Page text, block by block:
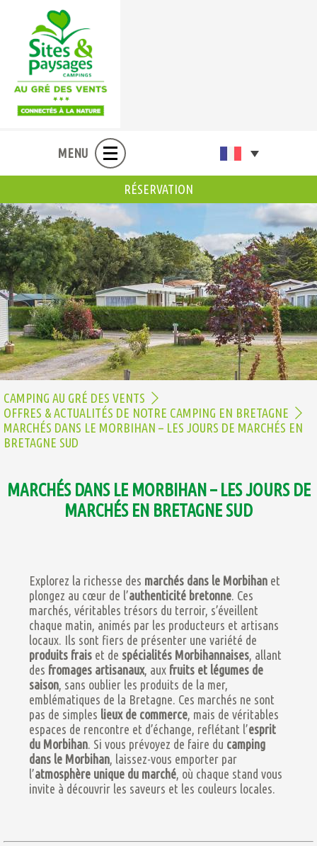
MENU
RÉSERVATION
CAMPING AU GRÉ DES VENTS
OFFRES & ACTUALITÉS DE NOTRE CAMPING EN BRETAGNE
MARCHÉS DANS LE MORBIHAN – LES JOURS DE MARCHÉS EN
BRETAGNE SUD
MARCHÉS DANS LE MORBIHAN – LES JOURS DE
MARCHÉS EN BRETAGNE SUD
Explorez la richesse des marchés dans le Morbihan et
plongez au cœur de l’authenticité bretonne. Ces
marchés, véritables trésors du terroir, s’éveillent
chaque matin, animés par les producteurs et artisans
locaux. Ils sont fiers de présenter une variété de
produits frais et de spécialités Morbihannaises, allant
des fromages artisanaux, aux fruits et légumes de
saison, sans oublier les produits de la mer,
emblématiques de la Bretagne. Ces marchés ne sont
pas de simples lieux de commerce, mais de véritables
espaces de rencontre et d’échange, reflétant l’esprit
du Morbihan. Si vous prévoyez de faire du camping
dans le Morbihan, laissez-vous emporter par
l’atmosphère unique du marché, où chaque stand vous
invite à découvrir les saveurs et les couleurs locales.